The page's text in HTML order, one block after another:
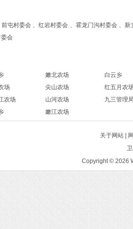
屯村委会 、红岩村委会 、霍龙门沟村委会 、
会
嫩北农场
白云乡
场 尖山农场
红五月农
农场 山河农场
九三管理
嫩江农场
关于网站 |
Copyright © 2026